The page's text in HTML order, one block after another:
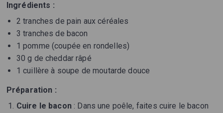
Ingrédients :
2 tranches de pain aux céréales
3 tranches de bacon
1 pomme (coupée en rondelles)
30 g de cheddar râpé
1 cuillère à soupe de moutarde douce
Préparation :
Cuire le bacon: Dans une poêle, faites cuire le bacon